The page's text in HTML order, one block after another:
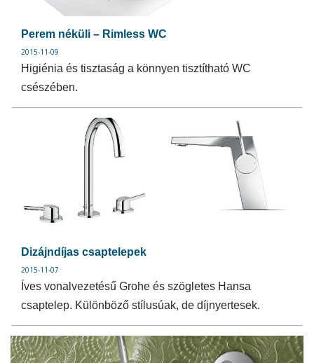
Perem néküli – Rimless WC
2015-11-09
Higiénia és tisztaság a könnyen tisztítható WC
csészében.
Dizájndíjas csaptelepek
2015-11-07
Íves vonalvezetésű Grohe és szögletes Hansa
csaptelep. Különböző stílusúak, de díjnyertesek.